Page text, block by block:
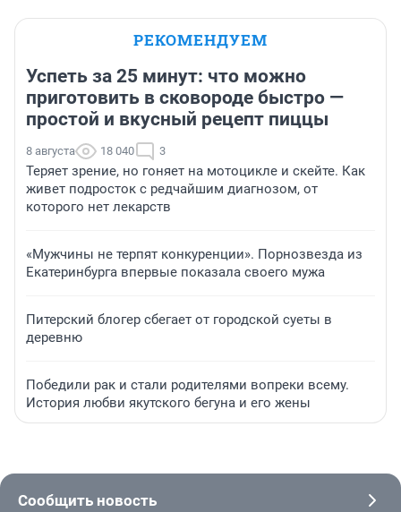
РЕКОМЕНДУЕМ
Успеть за 25 минут: что можно
приготовить в сковороде быстро —
простой и вкусный рецепт пиццы
8 августа 18 040 3
Теряет зрение, но гоняет на мотоцикле и скейте. Как
живет подросток с редчайшим диагнозом, от
которого нет лекарств
«Мужчины не терпят конкуренции». Порнозвезда из
Екатеринбурга впервые показала своего мужа
Питерский блогер сбегает от городской суеты в
деревню
Победили рак и стали родителями вопреки всему.
История любви якутского бегуна и его жены
Сообщить новость